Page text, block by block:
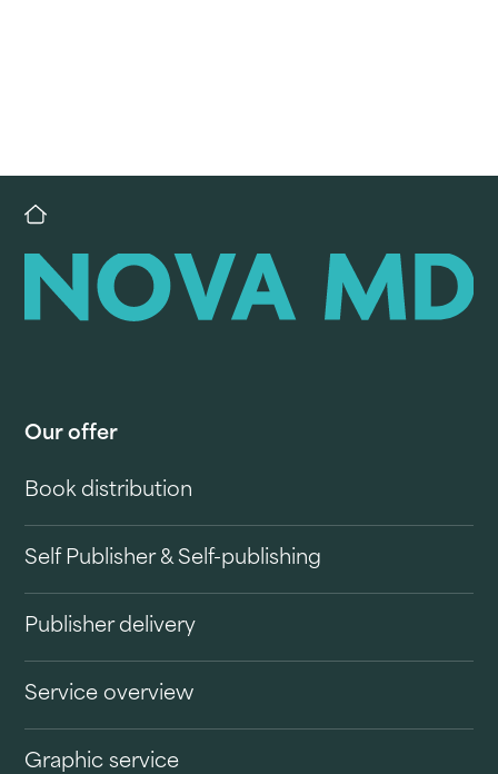
Our offer
Book distribution
Self Publisher & Self-publishing
Publisher delivery
Service overview
Graphic service